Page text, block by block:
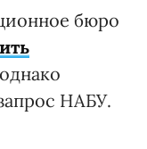
бюро
НАБУ.